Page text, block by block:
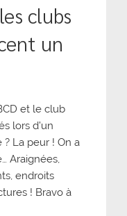
clubs
un
et le club
lors d’un
La peur ! On a
Araignées,
endroits
! Bravo à